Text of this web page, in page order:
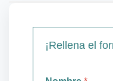
¡Rellena el